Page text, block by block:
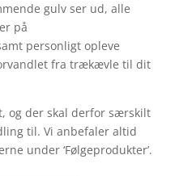
gulv ser ud, alle
på
personligt opleve
fra trækævle til dit
og der skal derfor særskilt
til. Vi anbefaler altid
under ‘Følgeprodukter’.